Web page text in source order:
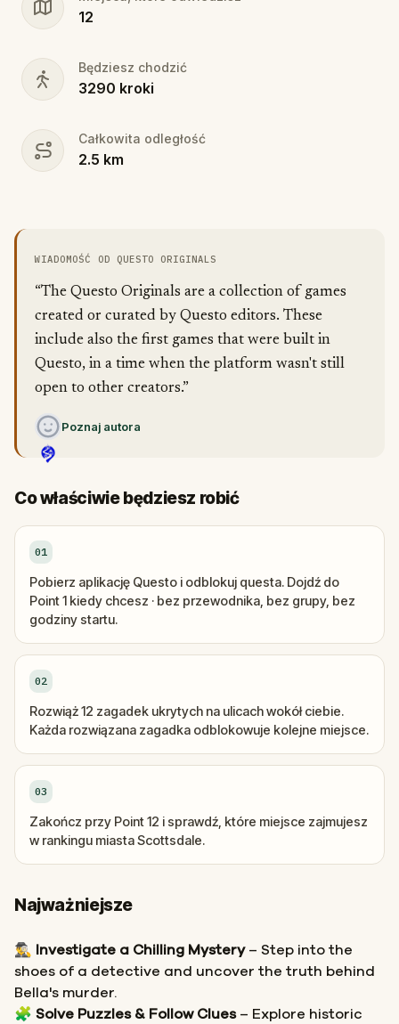
12
Będziesz chodzić
3290 kroki
Całkowita odległość
2.5 km
WIADOMOŚĆ OD QUESTO ORIGINALS
“The Questo Originals are a collection of games
created or curated by Questo editors. These
include also the first games that were built in
Questo, in a time when the platform wasn't still
open to other creators.”
Poznaj autora
Co właściwie będziesz robić
01
Pobierz aplikację Questo i odblokuj questa. Dojdź do
Point 1 kiedy chcesz · bez przewodnika, bez grupy, bez
godziny startu.
02
Rozwiąż 12 zagadek ukrytych na ulicach wokół ciebie.
Każda rozwiązana zagadka odblokowuje kolejne miejsce.
03
Zakończ przy Point 12 i sprawdź, które miejsce zajmujesz
w rankingu miasta Scottsdale.
Najważniejsze
🕵️‍♂️ Investigate a Chilling Mystery– Step into the
shoes of a detective and uncover the truth behind
Bella's murder.
🧩 Solve Puzzles & Follow Clues– Explore historic